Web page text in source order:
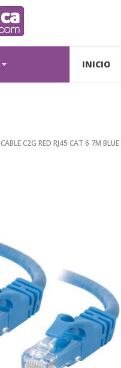
INICIO
CABLE C2G RED RJ45 CAT 6 7M BLUE